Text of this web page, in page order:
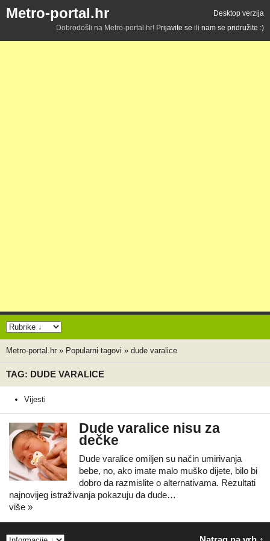
Metro-portal.hr
Desktop verzija
Dobrodošli na Metro-portal.hr! Prijavite se ili nam se pridružite :)
Metro-portal.hr » Popularni tagovi » dude varalice
TAG: DUDE VARALICE
Vijesti
Dude varalice nisu za
dečke
Dude varalice omiljen su način umirivanja
bebe, no, ako imate malo muško dijete, bilo bi
dobro da razmislite o alternativama. Rezultati
najnovijeg istraživanja pokazuju da dude…
više »